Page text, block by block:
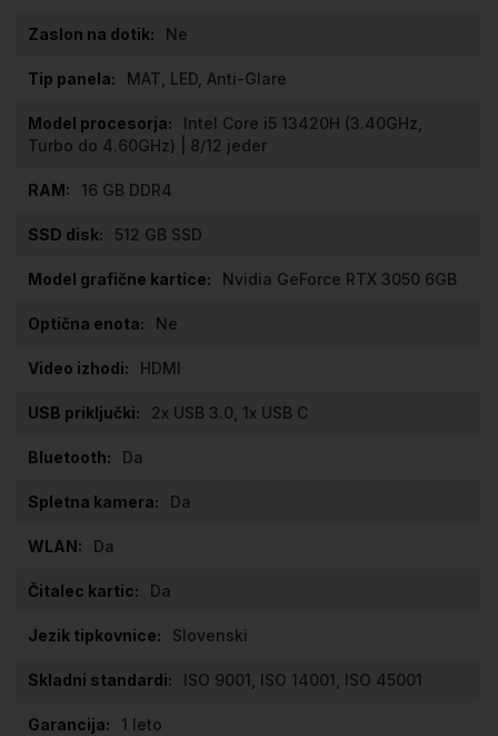
Ne
MAT, LED, Anti-Glare
Intel Core i5 13420H (3.40GHz,
Turbo do 4.60GHz) | 8/12 jeder
16 GB DDR4
512 GB SSD
Nvidia GeForce RTX 3050 6GB
Ne
HDMI
2x USB 3.0, 1x USB C
Da
Da
Da
Da
Slovenski
ISO 9001, ISO 14001, ISO 45001
1 leto